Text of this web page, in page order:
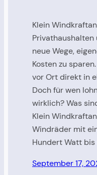
Klein
neue Wege,
Kosten zu
vor Ort direkt in
Doch für wen
wirklich? Was
Klein
Windräder mit
Hundert Watt bis
September 17,